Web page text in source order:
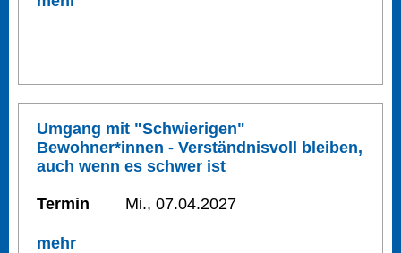
Umgang mit "Schwierigen"
Bewohner*innen - Verständnisvoll bleiben,
auch wenn es schwer ist
Termin Mi., 07.04.2027
mehr